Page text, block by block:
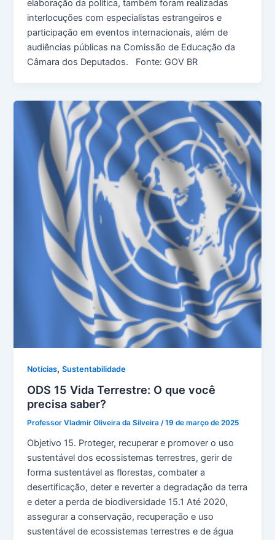
elaboração da política, também foram realizadas
interlocuções com especialistas estrangeiros e
participação em eventos internacionais, além de
audiências públicas na Comissão de Educação da
Câmara dos Deputados. Fonte: GOV BR
Notícias,Sustentabilidade
ODS 15 Vida Terrestre: O que você
precisa saber?
Professor Vladmir Oliveira da Silveira/19 de março de 2025
Objetivo 15. Proteger, recuperar e promover o uso
sustentável dos ecossistemas terrestres, gerir de
forma sustentável as florestas, combater a
desertificação, deter e reverter a degradação da terra
e deter a perda de biodiversidade 15.1 Até 2020,
assegurar a conservação, recuperação e uso
sustentável de ecossistemas terrestres e de água